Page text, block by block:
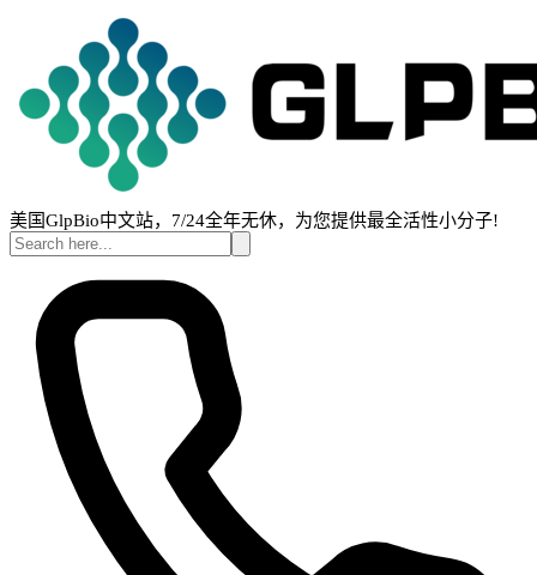
美国GlpBio中文站，7/24全年无休，为您提供最全活性小分子!